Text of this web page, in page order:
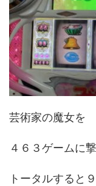
芸術家の魔女を
４６３ゲームに撃
トータルすると